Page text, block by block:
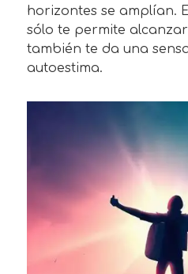
horizontes se amplían.
sólo te permite
también te da una
autoestima.